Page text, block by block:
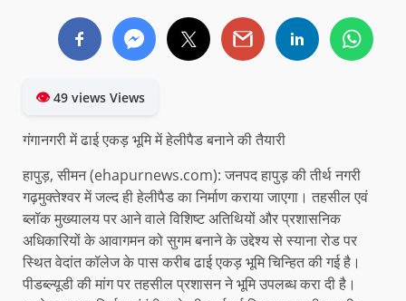
👁49 views Views
गंगानगरी में ढाई एकड़ भूमि में हेलीपैड बनाने की तैयारी
हापुड़, सीमन (ehapurnews.com): जनपद हापुड़ की तीर्थ नगरी
गढ़मुक्तेश्वर में जल्द ही हेलीपैड का निर्माण कराया जाएगा। तहसील एवं
ब्लॉक मुख्यालय पर आने वाले विशिष्ट अतिथियों और प्रशासनिक
अधिकारियों के आवागमन को सुगम बनाने के उद्देश्य से स्याना रोड पर
स्थित वेदांत कॉलेज के पास करीब ढाई एकड़ भूमि चिन्हित की गई है।
पीडब्ल्यूडी की मांग पर तहसील प्रशासन ने भूमि उपलब्ध करा दी है।